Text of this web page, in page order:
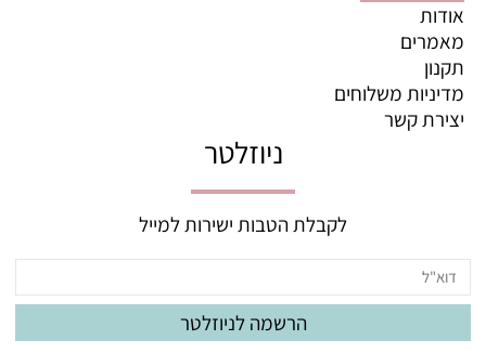
אודות
מאמרים
תקנון
מדיניות משלוחים
יצירת קשר
ניוזלטר
לקבלת הטבות ישירות למייל